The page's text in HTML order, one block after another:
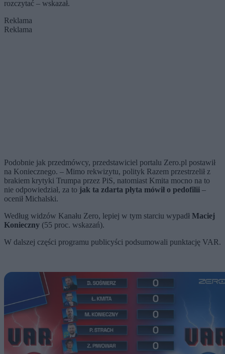
rozczytać – wskazał.
Reklama
Reklama
Podobnie jak przedmówcy, przedstawiciel portalu Zero.pl postawił
na Koniecznego. – Mimo rekwizytu, polityk Razem przestrzelił z
brakiem krytyki Trumpa przez PiS, natomiast Kmita mocno na to
nie odpowiedział, za to jak ta zdarta płyta mówił o pedofilii –
ocenił Michalski.
Według widzów Kanału Zero, lepiej w tym starciu wypadł Maciej
Konieczny (55 proc. wskazań).
W dalszej części programu publicyści podsumowali punktację VAR.